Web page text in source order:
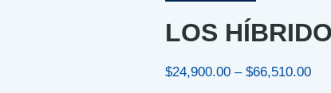
LOS
$24,900.00 – $66,510.00